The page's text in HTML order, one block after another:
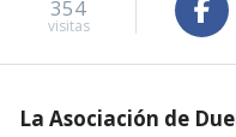
354
visitas
La Asociación de